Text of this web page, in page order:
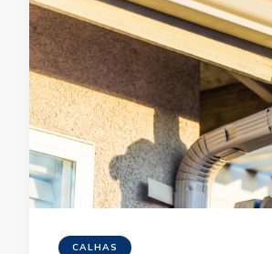
CALHAS